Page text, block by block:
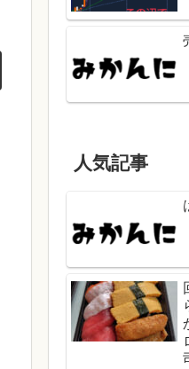
人気記事